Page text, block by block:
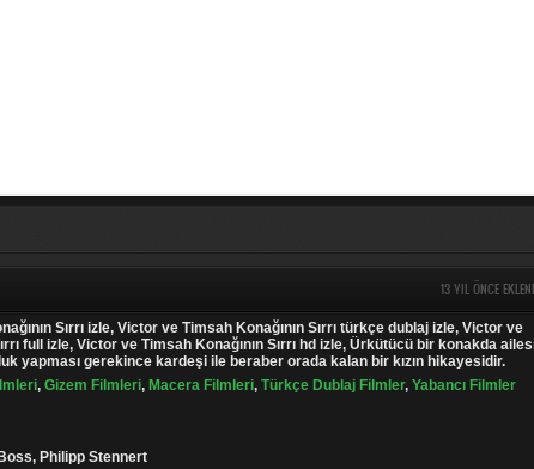
13 YIL ÖNCE
Sırrı izle, Victor ve Timsah Konağının Sırrı türkçe dublaj izle, Victor ve
full izle, Victor ve Timsah Konağının Sırrı hd izle, Ürkütücü bir konakda
yapması gerekince kardeşi ile beraber orada kalan bir kızın hikayesidir.
, Gizem Filmleri, Macera Filmleri, Türkçe Dublaj Filmler, Yabancı Filmler
Philipp Stennert